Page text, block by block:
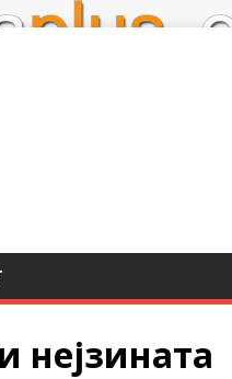
нејзината